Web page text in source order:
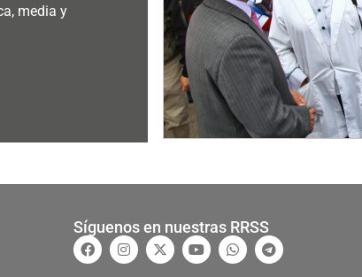
media y
Síguenos en nuestras RRSS